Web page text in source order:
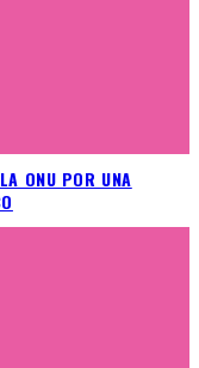
ONU POR UNA